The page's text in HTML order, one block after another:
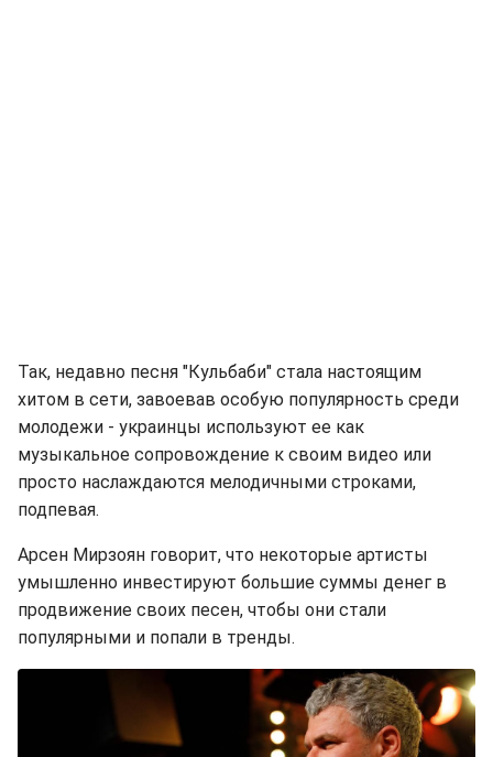
Так, недавно песня "Кульбаби" стала настоящим
хитом в сети, завоевав особую популярность среди
молодежи - украинцы используют ее как
музыкальное сопровождение к своим видео или
просто наслаждаются мелодичными строками,
подпевая.
Арсен Мирзоян говорит, что некоторые артисты
умышленно инвестируют большие суммы денег в
продвижение своих песен, чтобы они стали
популярными и попали в тренды.